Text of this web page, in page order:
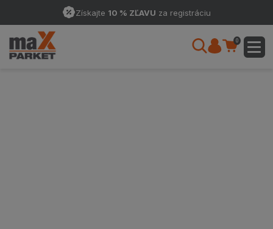
Získajte 10 % ZĽAVU za registráciu
0